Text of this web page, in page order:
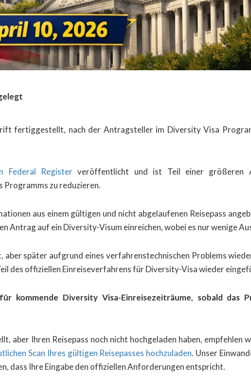
fertiggestellt, nach der Antragsteller im Diversity Visa
Federal Register veröffentlicht und ist Teil einer größeren
Programms zu reduzieren.
aus einem gültigen und nicht abgelaufenen Reisepass
Antrag auf ein Diversity-Visum einreichen, wobei es nur wenige
später aufgrund eines verfahrenstechnischen Problems
des offiziellen Einreiseverfahrens für Diversity-Visa wieder
Diversity Visa-Einreisezeiträume, sobald das
aber Ihren Reisepass noch nicht hochgeladen haben, empfehlen
Scan Ihres gültigen Reisepasses hochzuladen. Unser
dass Ihre Eingabe den offiziellen Anforderungen entspricht.